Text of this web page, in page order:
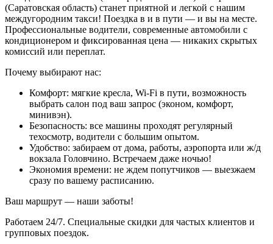
(Саратовская область) станет приятной и легкой с нашим
междугородним такси! Поездка в и в пути — и вы на месте.
Профессиональные водители, современные автомобили с
кондиционером и фиксированная цена — никаких скрытых
комиссий или переплат.
Почему выбирают нас:
Комфорт: мягкие кресла, Wi-Fi в пути, возможность
выбрать салон под ваш запрос (эконом, комфорт,
минивэн).
Безопасность: все машины проходят регулярный
техосмотр, водители с большим опытом.
Удобство: забираем от дома, работы, аэропорта или ж/д
вокзала Головчино. Встречаем даже ночью!
Экономия времени: не ждем попутчиков — выезжаем
сразу по вашему расписанию.
Ваш маршрут — наши заботы!
Работаем 24/7. Специальные скидки для частых клиентов и
групповых поездок.